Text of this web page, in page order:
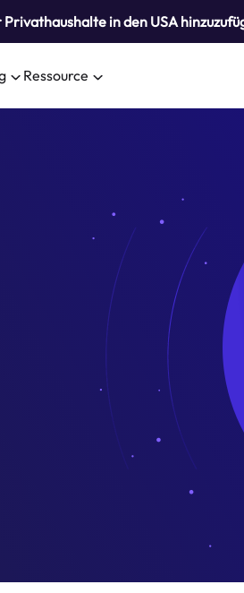
in den USA
Ressource